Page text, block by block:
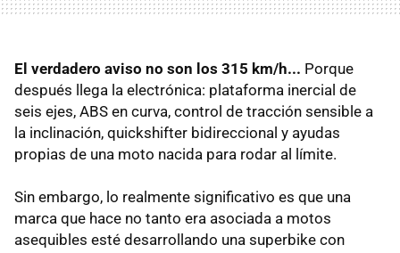
El verdadero aviso no son los 315 km/h... Porque
después llega la electrónica: plataforma inercial de
seis ejes, ABS en curva, control de tracción sensible a
la inclinación, quickshifter bidireccional y ayudas
propias de una moto nacida para rodar al límite.
Sin embargo, lo realmente significativo es que una
marca que hace no tanto era asociada a motos
asequibles esté desarrollando una superbike con